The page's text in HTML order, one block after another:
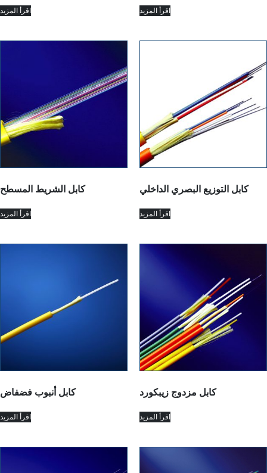
اقرأ المزيد اقرأ المزيد
كابل الشريط المسطح
اقرأ المزيد
كابل التوزيع البصري الداخلي
اقرأ المزيد
كابل أنبوب فضفاض
اقرأ المزيد
كابل مزدوج زيبكورد
اقرأ المزيد